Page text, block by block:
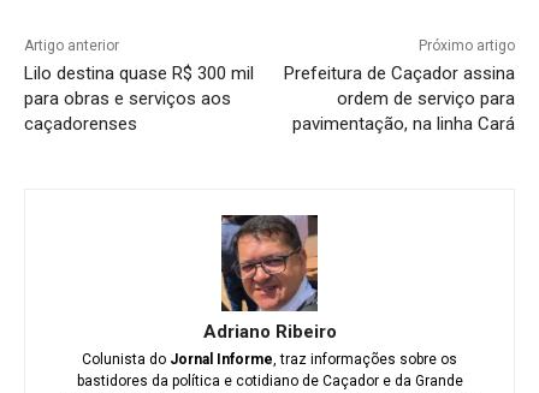
Artigo anterior
Lilo destina quase R$ 300 mil
para obras e serviços aos
caçadorenses
Próximo artigo
Prefeitura de Caçador assina
ordem de serviço para
pavimentação, na linha Cará
Adriano Ribeiro
Colunista do Jornal Informe, traz informações sobre os
bastidores da política e cotidiano de Caçador e da Grande